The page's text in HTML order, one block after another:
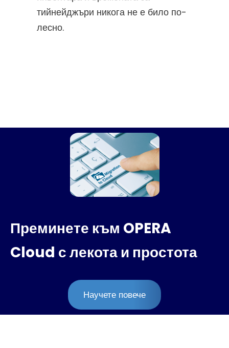
тийнейджъри никога не е било по-
лесно.
Преминете към OPERA
Cloud с лекота и простота
Научете повече